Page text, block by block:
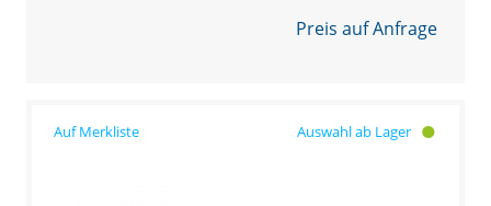
Preis auf Anfrage
Auswahl ab Lager